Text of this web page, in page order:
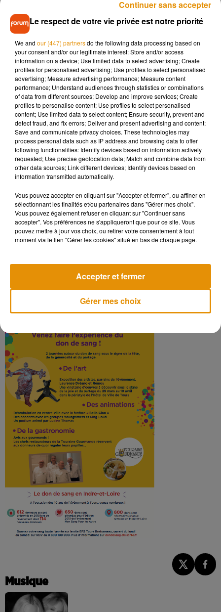
puisque des manifestations sont à prévoir samedi en centre
ville de Tours.
650 dons sont attendus pour cette édition 2019 et n’oubliez
pas, que chaque don compte, puisque 600 dons sont
nécessaires chaque semaine en Indre-et-Loire. En parallèle,
vous pouvez donner votre sang tout au long de l’année sur le
siteEFSTours Bretonneau, du lundi au samedi sur RDV au
0800 109 900.
Musique
Le respect de votre vie privée est notre priorité
We and our (447) partnersdo the following data processing based on
your consent and/or our legitimate interest: Store and/or access
information on a device; Use limited data to select advertising; Create
profiles for personalised advertising; Use profiles to select personalised
advertising; Measure advertising performance; Measure content
performance; Understand audiences through statistics or combinations
of data from different sources; Develop and improve services; Create
profiles to personalise content; Use profiles to select personalised
content; Use limited data to select content; Ensure security, prevent and
detect fraud, and fix errors; Deliver and present advertising and content;
Save and communicate privacy choices. These technologies may
process personal data such as IP address and browsing data to offer
following functionalities: Identify devices based on information actively
requested; Use precise geolocation data; Match and combine data from
other data sources; Link different devices; Identify devices based on
information transmitted automatically.
Vous pouvez accepter en cliquant sur "Accepter et fermer", ou affiner en
sélectionnant les finalités et/ou partenaires dans "Gérer mes choix".
Vous pouvez également refuser en cliquant sur "Continuer sans
accepter". Vos préférences ne s'appliqueront que pour ce site. Vous
pouvez mettre à jour vos choix, ou retirer votre consentement à tout
moment via le lien "Gérer les cookies" situé en bas de chaque page.
Gérer mes choix
Accepter et fermer
Continuer sans accepter